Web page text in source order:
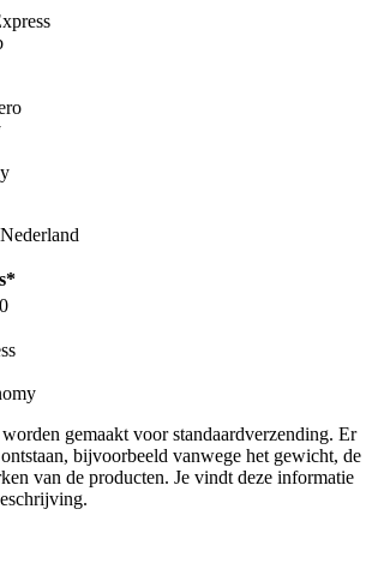
gemaakt voor standaardverzending. Er
bijvoorbeeld vanwege het gewicht, de
van de producten. Je vindt deze informatie